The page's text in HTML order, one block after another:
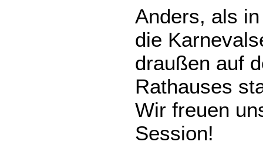
Anders, als
die
draußen auf
Rathauses
Wir freuen
Session!